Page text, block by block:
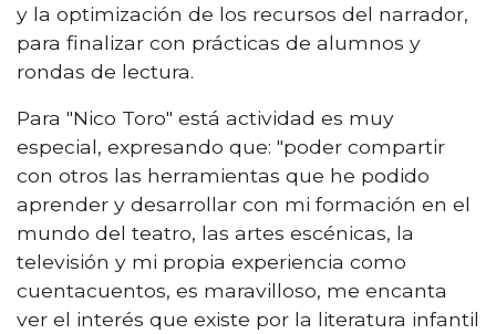
y la optimización de los recursos del narrador,
para finalizar con prácticas de alumnos y
rondas de lectura.
Para "Nico Toro" está actividad es muy
especial, expresando que: "poder compartir
con otros las herramientas que he podido
aprender y desarrollar con mi formación en el
mundo del teatro, las artes escénicas, la
televisión y mi propia experiencia como
cuentacuentos, es maravilloso, me encanta
ver el interés que existe por la literatura infantil